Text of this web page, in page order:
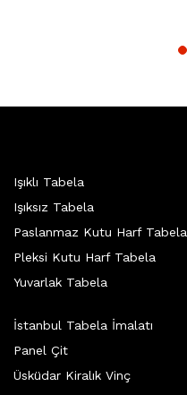
Işıklı Tabela
Işıksız Tabela
Paslanmaz Kutu Harf Tabela
Pleksi Kutu Harf Tabela
Yuvarlak Tabela
İstanbul Tabela İmalatı
Panel Çit
Üsküdar Kiralık Vinç